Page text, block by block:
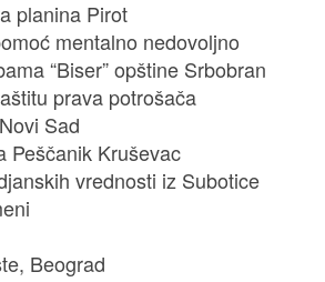
planina Pirot
mentalno nedovoljno
“Biser” opštine Srbobran
prava potrošača
Sad
Peščanik Kruševac
vrednosti iz Subotice
Beograd